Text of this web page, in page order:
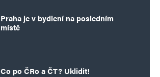
Praha je v bydlení na posledním
místě
Co po ČRo a ČT? Uklidit!